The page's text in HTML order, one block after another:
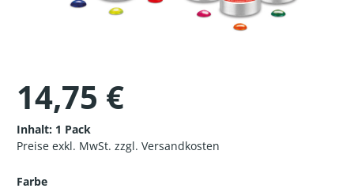
14,75 €
Inhalt: 1 Pack
Preise exkl. MwSt. zzgl. Versandkosten
Farbe